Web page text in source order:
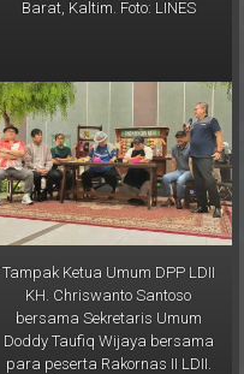
Tampak Ketua Umum DPP LDII
KH. Chriswanto Santoso
bersama Sekretaris Umum
Doddy Taufiq Wijaya bersama
para peserta Rakornas II LDII.
Tampak juga Ketua DPW LDII